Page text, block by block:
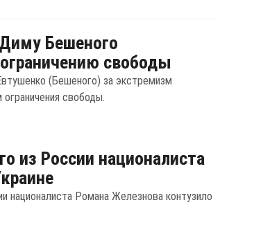
Бешеного
свободы
(Бешеного) за экстремизм
свободы.
из России националиста
националиста Романа Железнова контузило